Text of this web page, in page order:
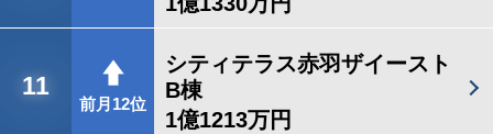
11
前月12位
シティテラス赤羽ザイースト
B棟
1億1213万円